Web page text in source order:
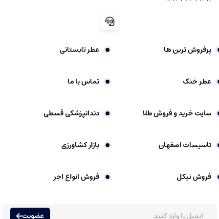
عطرهای زرجوف ناکسوس معمولا نت های چندلایه و غنی دارند، به طوری که هر بوی
اصلی در کنار نت های دیگر تقویت می شود و لازم است در فضاهای باز یا با عطرهای
ویژگی های منحصر به فرد عطرهای زرجوف ناکسوس
پایدار و ماندگار
نت های پایه غنی و همراه با مواد نادر باعث می شود عطرها در
حس لوکس و خاص بودن
طراحی نت ها و مواد اولیه بسیار باکیفیت و نادر،
طراحی هنری و منحصر به فرد
بطری ها و بسته بندی های بسیار لوکس و
عطر گرمی چیست
پرفروش ترین ها عطر تابستانی
عطر خنک تماس با ما
سایت خرید و فروش طلا دندانپزشکی قسطی
تاسیسات اصفهان بازار کشاورزی
فروش نیکل فروش انواع اجر
عضویت